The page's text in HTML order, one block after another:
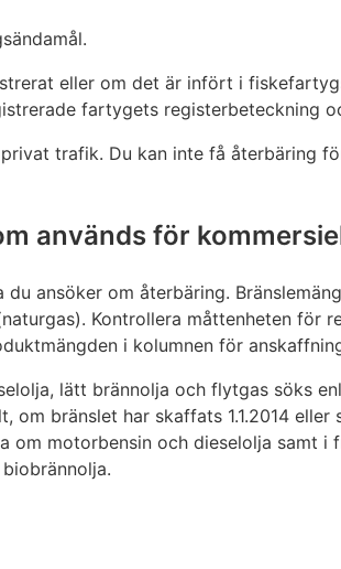
eller om det är infört i
fartygets registerbeteckning
trafik. Du kan inte få återbäring
används för
ansöker om återbäring.
Kontrollera måttenheten för
i kolumnen för
lätt brännolja och flytgas söks
om bränslet har skaffats 1.1.2014
om motorbensin och dieselolja samt i